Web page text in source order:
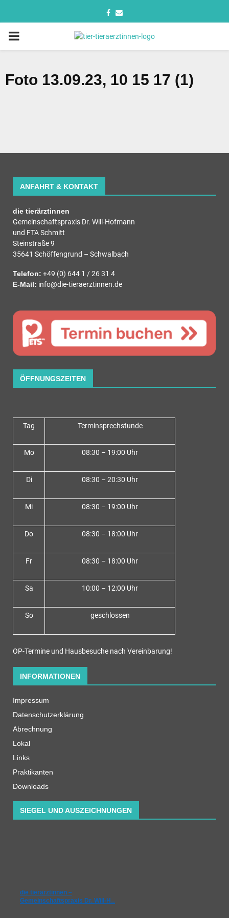
Foto 13.09.23, 10 15 17 (1)
ANFAHRT & KONTAKT
die tierärztinnen
Gemeinschaftspraxis Dr. Will-Hofmann
und FTA Schmitt
Steinstraße 9
35641 Schöffengrund – Schwalbach
Telefon: +49 (0) 644 1 / 26 31 4
E-Mail: info@die-tieraerztinnen.de
ÖFFNUNGSZEITEN
Tag Terminsprechstunde
Mo 08:30 – 19:00 Uhr
Di 08:30 – 20:30 Uhr
Mi 08:30 – 19:00 Uhr
Do 08:30 – 18:00 Uhr
Fr 08:30 – 18:00 Uhr
Sa 10:00 – 12:00 Uhr
So geschlossen
OP-Termine und Hausbesuche nach Vereinbarung!
INFORMATIONEN
Impressum
Datenschutzerklärung
Abrechnung
Lokal
Links
Praktikanten
Downloads
SIEGEL UND AUSZEICHNUNGEN
die tierärztinnen –
Gemeinschaftspraxis Dr. Will-H…